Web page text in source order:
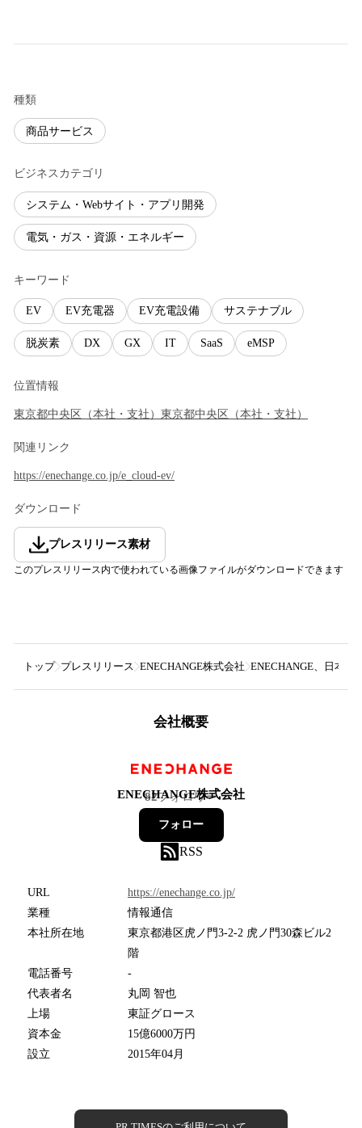
種類
商品サービス
ビジネスカテゴリ
システム・Webサイト・アプリ開発
電気・ガス・資源・エネルギー
キーワード
EV EV充電器 EV充電設備 サステナブル
脱炭素 DX GX IT SaaS eMSP
位置情報
東京都中央区 （本社・支社 ） 東京都中央区 （本社・支社 ）
関連リンク
https://enechange.co.jp/e_cloud-ev/
ダウンロード
プレスリリース素材
このプレスリリース内で使われている画像ファイルがダウンロードできます
トップ プレスリリース ENECHANGE株式会社 ENECHANGE、日本
会社概要
ENECHANGE株式会社
82フォロワー
フォロー
RSS
URL
https://enechange.co.jp/
業種
情報通信
本社所在地
東京都港区虎ノ門3-2-2 虎ノ門30森ビル2
階
電話番号
-
代表者名
丸岡 智也
上場
東証グロース
資本金
15億6000万円
設立
2015年04月